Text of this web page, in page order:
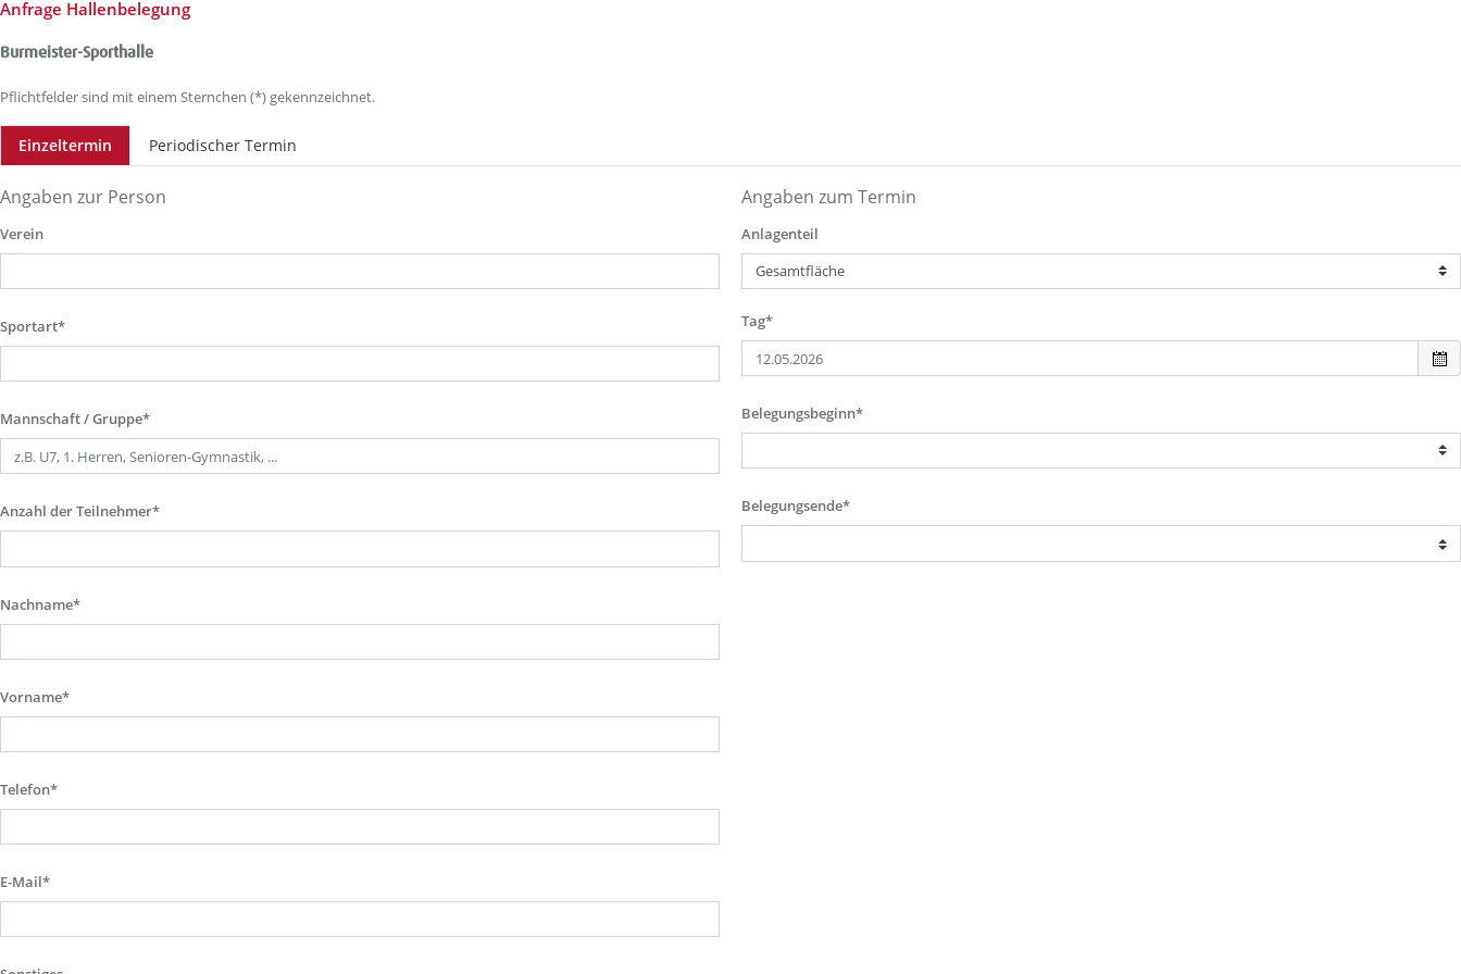
Anfrage Hallenbelegung
Burmeister-Sporthalle
Pflichtfelder sind mit einem Sternchen (*) gekennzeichnet.
Einzeltermin Periodischer Termin
Angaben zur Person
Verein
Sportart*
Mannschaft / Gruppe*
Anzahl der Teilnehmer*
Nachname*
Vorname*
Telefon*
E-Mail*
Angaben zum Termin
Anlagenteil
Tag*
Belegungsbeginn*
Belegungsende*